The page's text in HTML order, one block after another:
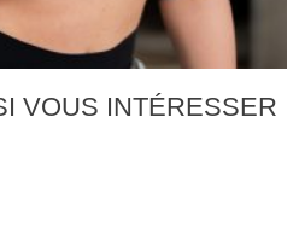
VOUS INTÉRESSER